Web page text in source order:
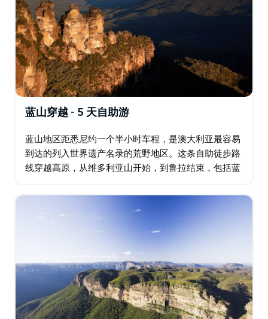
蓝山穿越 - 5 天自助游
蓝山地区距悉尼约一个半小时车程，是澳大利亚最容易
到达的列入世界遗产名录的荒野地区。这条自助徒步路
线穿越高原，从维多利亚山开始，到鲁拉结束，包括蓝
众多壮丽的景色和亮点，包括新娘面纱瀑布…